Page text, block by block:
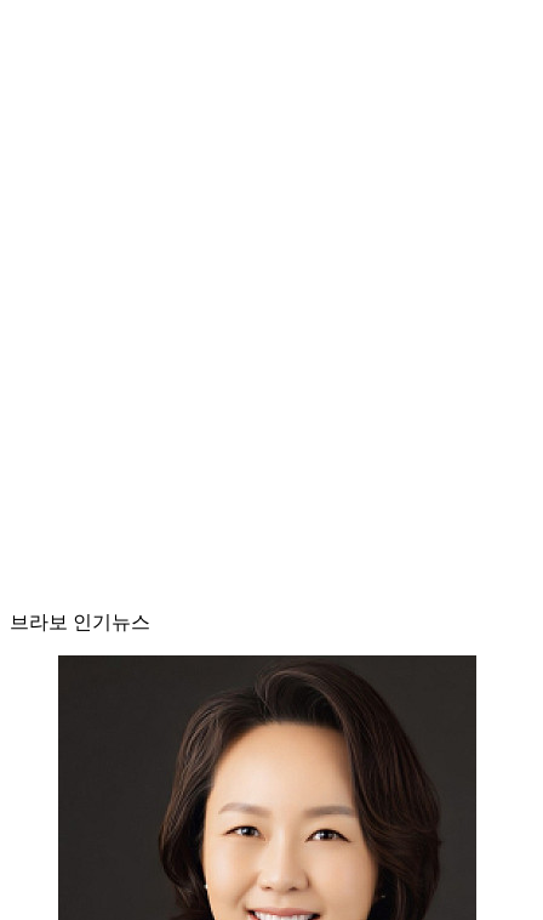
브라보 인기뉴스